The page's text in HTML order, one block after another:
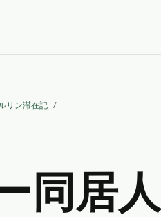
リン滞在記
同居